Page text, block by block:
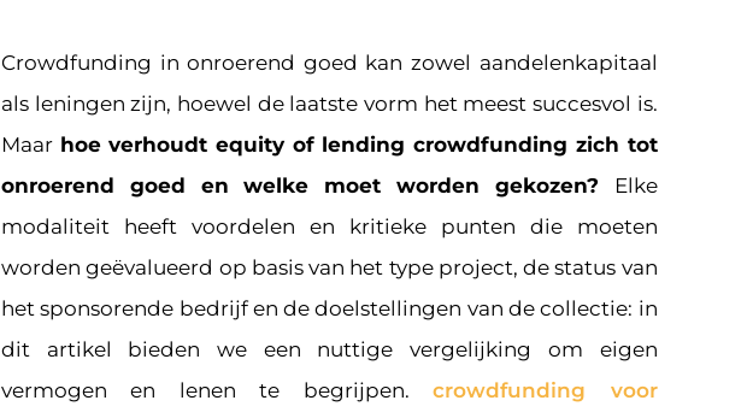
Crowdfunding in onroerend goed kan zowel aandelenkapitaal
als leningen zijn, hoewel de laatste vorm het meest succesvol is.
Maar hoe verhoudt equity of lending crowdfunding zich tot
onroerend goed en welke moet worden gekozen?
Elke
modaliteit heeft voordelen en kritieke punten die moeten
worden geëvalueerd op basis van het type project, de status van
het sponsorende bedrijf en de doelstellingen van de collectie: in
dit artikel bieden we een nuttige vergelijking om eigen
vermogen en lenen te begrijpen.crowdfunding voor